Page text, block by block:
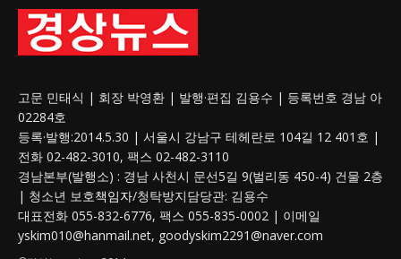
고문 민태식 | 회장 박영환 | 발행·편집 김용수 | 등록번호 경남 아
02284호
등록·발행:2014.5.30 | 서울시 강남구 테헤란로 104길 12 401호 |
전화 02-482-3010, 팩스 02-482-3110
경남본부(발행소) : 경남 사천시 문선5길 9(벌리동 450-4) 건물 2층
| 청소년 보호책임자/청탁방지담당관: 김용수
대표전화 055-832-6776, 팩스 055-835-0002 | 이메일
yskim010@hanmail.net, goodyskim2291@naver.com